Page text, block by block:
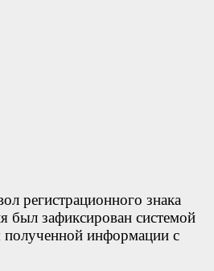
регистрационного знака
был зафиксирован системой
полученной информации с